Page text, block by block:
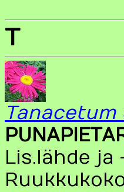
T
Lis.lähde ja